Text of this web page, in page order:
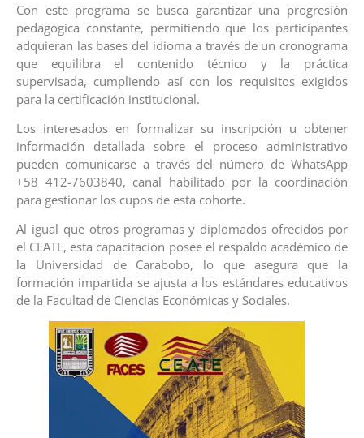
Con este programa se busca garantizar una progresión
pedagógica constante, permitiendo que los participantes
adquieran las bases del idioma a través de un cronograma
que equilibra el contenido técnico y la práctica
supervisada, cumpliendo así con los requisitos exigidos
para la certificación institucional.
Los interesados en formalizar su inscripción u obtener
información detallada sobre el proceso administrativo
pueden comunicarse a través del número de WhatsApp
+58 412-7603840, canal habilitado por la coordinación
para gestionar los cupos de esta cohorte.
Al igual que otros programas y diplomados ofrecidos por
el CEATE, esta capacitación posee el respaldo académico de
la Universidad de Carabobo, lo que asegura que la
formación impartida se ajusta a los estándares educativos
de la Facultad de Ciencias Económicas y Sociales.